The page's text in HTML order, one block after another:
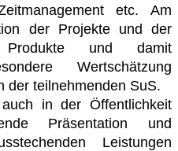
etc. Am
der Projekte und der
Produkte und damit
Wertschätzung
der teilnehmenden SuS.
in der Öffentlichkeit
Präsentation und
Leistungen